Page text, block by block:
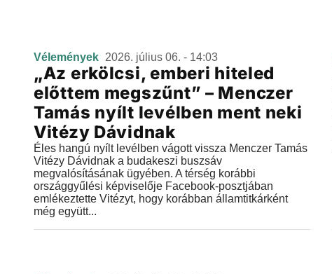
Vélemények 2026. július 06. - 14:03
„Az erkölcsi, emberi hiteled
előttem megszűnt” – Menczer
Tamás nyílt levélben ment neki
Vitézy Dávidnak
Éles hangú nyílt levélben vágott vissza Menczer Tamás
Vitézy Dávidnak a budakeszi buszsáv
megvalósításának ügyében. A térség korábbi
országgyűlési képviselője Facebook-posztjában
emlékeztette Vitézyt, hogy korábban államtitkárként
még együtt...